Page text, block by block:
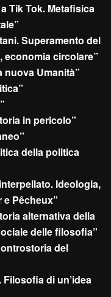
Tik Tok. Metafisica
Superamento del
economia circolare”
nuova Umanità”
in pericolo”
della politica
Ideologia,
Pêcheux”
alternativa della
delle filosofia”
del
di un’idea